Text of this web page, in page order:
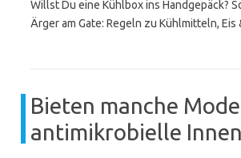
Willst Du eine Kühlbox ins Handgepäck?
Ärger am Gate: Regeln zu Kühlmitteln, Eis
Bieten manche
antimikrobielle